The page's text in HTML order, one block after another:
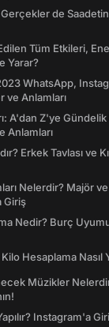
de
Tüm Etkileri,
Yarar?
WhatsApp,
ve Anlamları
A'dan Z'ye Gündelik
Anlamları
Erkek Tavlası ve
Nelerdir? Majör
Giriş
Nedir? Burç
Hesaplama Nasıl
Müzikler
Instagram'a